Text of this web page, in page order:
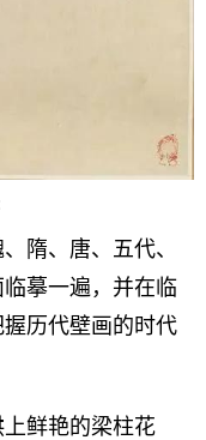
、唐、五代、
摹一遍，并在临
历代壁画的时代
鲜艳的梁柱花